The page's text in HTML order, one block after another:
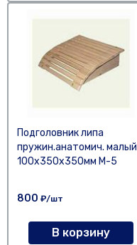
Подголовник липа
пружин.анатомич. малый
100х350х350мм М-5
800 ₽/шт
В корзину